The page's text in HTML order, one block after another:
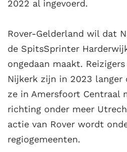
2022 al ingevoerd.
Rover-Gelderland wil dat
de SpitsSprinter
ongedaan maakt.
Nijkerk zijn in 2023 langer
ze in Amersfoort Centraal
richting onder meer
actie van Rover wordt
regiogemeenten.